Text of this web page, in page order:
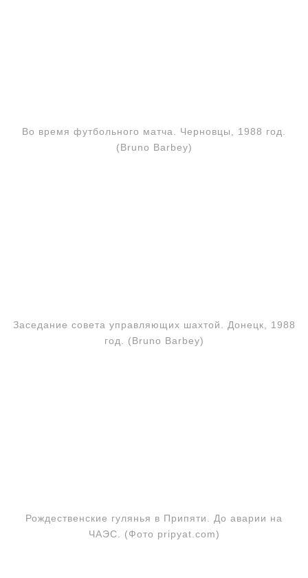
Во время футбольного матча. Черновцы, 1988 год.
(Bruno Barbey)
Заседание совета управляющих шахтой. Донецк, 1988
год. (Bruno Barbey)
Рождественские гулянья в Припяти. До аварии на
ЧАЭС. (Фото pripyat.com)